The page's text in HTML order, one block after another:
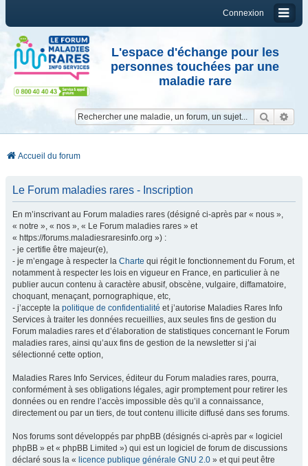
Connexion
L'espace d'échange pour les
personnes touchées par une
maladie rare
Accueil du forum
Le Forum maladies rares - Inscription
En m’inscrivant au Forum maladies rares (désigné ci-après par « nous »,
« notre », « nos », « Le Forum maladies rares » et
« https://forums.maladiesraresinfo.org ») :
- je certifie être majeur(e),
- je m’engage à respecter la Charte qui régit le fonctionnement du Forum, et
notamment à respecter les lois en vigueur en France, en particulier à ne
publier aucun contenu à caractère abusif, obscène, vulgaire, diffamatoire,
choquant, menaçant, pornographique, etc,
- j’accepte la politique de confidentialité et j’autorise Maladies Rares Info
Services à traiter les données recueillies, aux seules fins de gestion du
Forum maladies rares et d’élaboration de statistiques concernant le Forum
maladies rares, ainsi qu’aux fins de gestion de la newsletter si j’ai
sélectionné cette option,
Maladies Rares Info Services, éditeur du Forum maladies rares, pourra,
conformément à ses obligations légales, agir promptement pour retirer les
données ou en rendre l’accès impossible dès qu’il a connaissance,
directement ou par un tiers, de tout contenu illicite diffusé dans ses forums.
Nos forums sont développés par phpBB (désignés ci-après par « logiciel
phpBB » et « phpBB Limited ») qui est un logiciel de forum de discussions
déclaré sous la « licence publique générale GNU 2.0 » et qui peut être